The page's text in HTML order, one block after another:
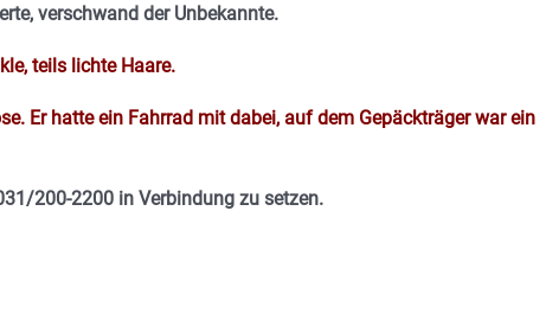
verschwand der Unbekannte.
teils lichte Haare.
Er hatte ein Fahrrad mit dabei, auf dem Gepäckträger war ein
200-2200 in Verbindung zu setzen.